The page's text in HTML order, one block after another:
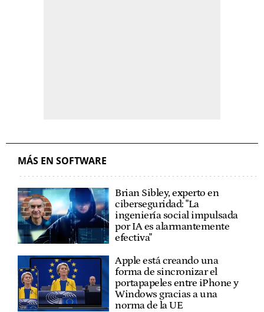
MÁS EN SOFTWARE
Brian Sibley, experto en
ciberseguridad: "La
ingeniería social impulsada
por IA es alarmantemente
efectiva"
Apple está creando una
forma de sincronizar el
portapapeles entre iPhone y
Windows gracias a una
norma de la UE